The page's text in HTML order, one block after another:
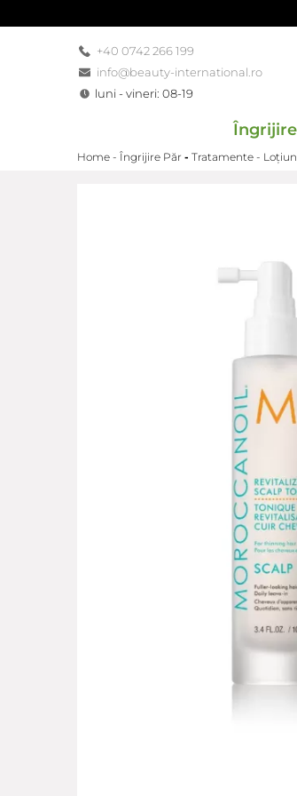
+40 0742 266 199
info@beauty-international.ro
luni - vineri: 08-19
Home - Îngrijire Păr - Tratamente -